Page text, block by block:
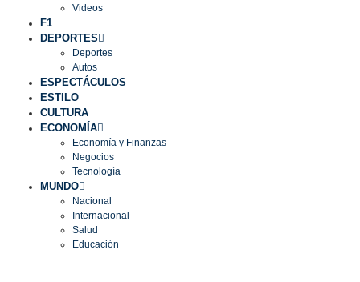
Videos
F1
DEPORTES
Deportes
Autos
ESPECTÁCULOS
ESTILO
CULTURA
ECONOMÍA
Economía y Finanzas
Negocios
Tecnología
MUNDO
Nacional
Internacional
Salud
Educación